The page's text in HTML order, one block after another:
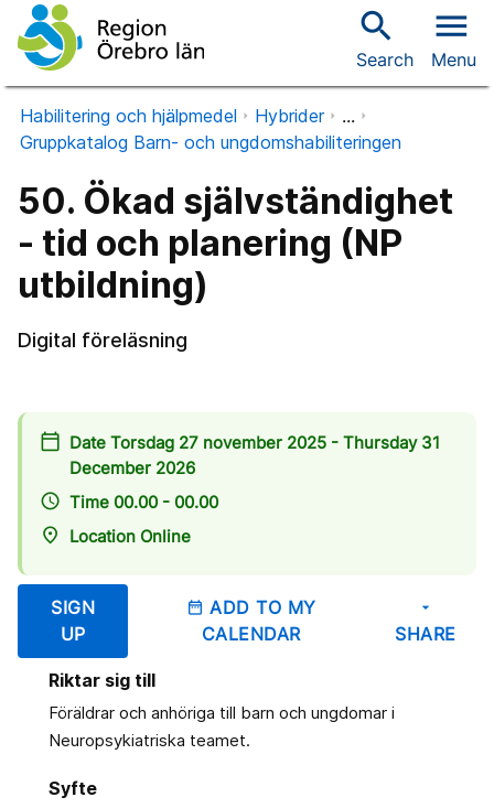
search
Search
menu
Menu
Habilitering och hjälpmedel Hybrider
...
Gruppkatalog Barn- och ungdomshabiliteringen
50. Ökad självständighet
- tid och planering (NP
utbildning)
Digital föreläsning
calendar_today Date Torsdag 27 november 2025 - Thursday 31
December 2026
access_time Time 00.00 - 00.00
place
Location Online
SIGN
UP
date_range ADD TO MY
CALENDAR
arrow_drop_down
SHARE
Riktar sig till
Föräldrar och anhöriga till barn och ungdomar i
Neuropsykiatriska teamet.
Syfte